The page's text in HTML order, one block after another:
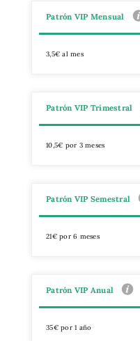
Patrón VIP Mensual
3,5€ al mes
Patrón VIP Trimestral
10,5€ por 3 meses
Patrón VIP Semestral
21€ por 6 meses
Patrón VIP Anual
35€ por 1 año